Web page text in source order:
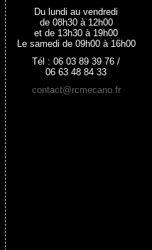
Du lundi au vendredi
de 08h30 à 12h00
et de 13h30 à 19h00
Le samedi de 09h00 à 16h00
Tél : 06 03 89 39 76 /
06 63 48 84 33
contact@rcmecano.fr